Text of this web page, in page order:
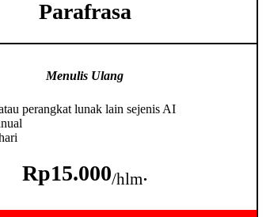
Parafrasa
Menulis Ulang
perangkat lunak lain sejenis AI
Rp15.000/hlm.